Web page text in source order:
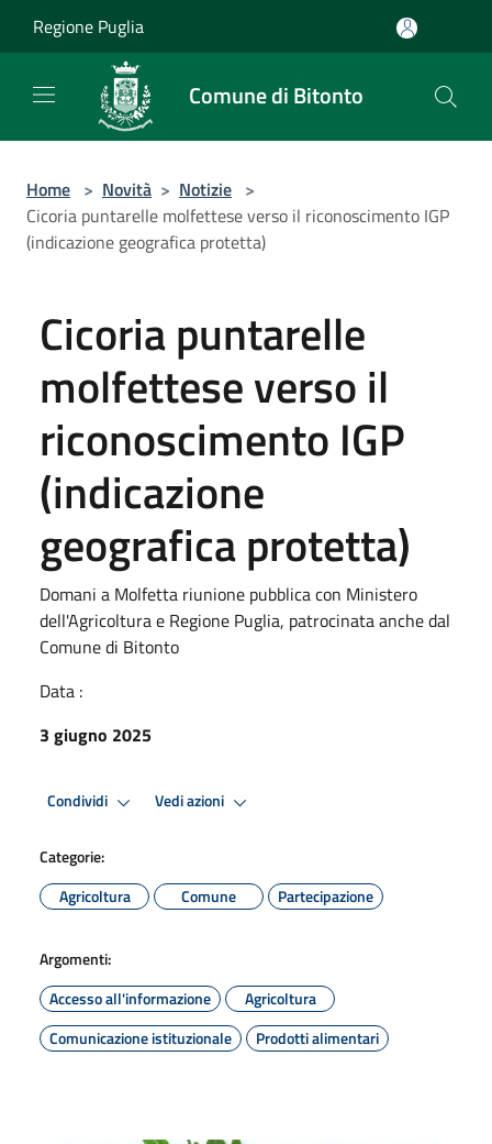
Regione Puglia
Comune di Bitonto
Home > Novità > Notizie >
Cicoria puntarelle molfettese verso il riconoscimento IGP
(indicazione geografica protetta)
Cicoria puntarelle
molfettese verso il
riconoscimento IGP
(indicazione
geografica protetta)
Domani a Molfetta riunione pubblica con Ministero
dell'Agricoltura e Regione Puglia, patrocinata anche dal
Comune di Bitonto
Data :
3 giugno 2025
Condividi Vedi azioni
Categorie:
Agricoltura
Comune Partecipazione
Argomenti:
Accesso all'informazione
Agricoltura
Comunicazione istituzionale
Prodotti alimentari